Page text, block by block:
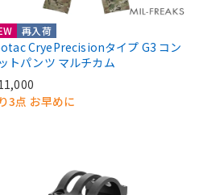
再入荷
CryePrecisionタイプ G3 コン
トパンツ マルチカム
3点 お早めに